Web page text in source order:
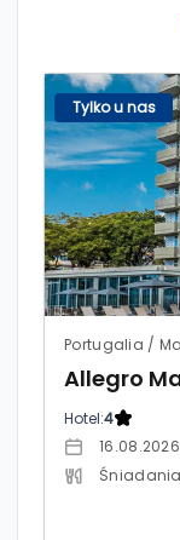
Tylko u nas
Portugalia /
Allegro
Hotel:4